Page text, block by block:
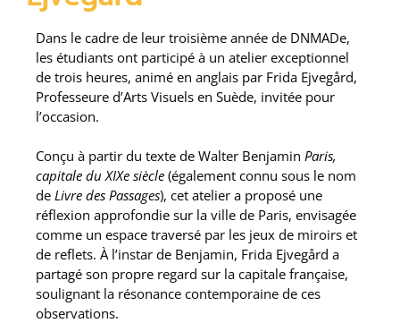
Dans le cadre de leur troisième année de DNMADe,
les étudiants ont participé à un atelier exceptionnel
de trois heures, animé en anglais par Frida Ejvegård,
Professeure d’Arts Visuels en Suède, invitée pour
l’occasion.
Conçu à partir du texte de Walter Benjamin Paris,
capitale du XIXe siècle (également connu sous le nom
de Livre des Passages), cet atelier a proposé une
réflexion approfondie sur la ville de Paris, envisagée
comme un espace traversé par les jeux de miroirs et
de reflets. À l’instar de Benjamin, Frida Ejvegård a
partagé son propre regard sur la capitale française,
soulignant la résonance contemporaine de ces
observations.